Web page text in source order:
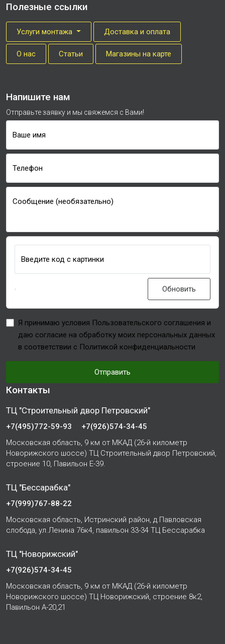
Полезные ссылки
Услуги монтажа Доставка и оплата
О нас Cтатьи Магазины на карте
Напишите нам
Отправьте заявку и мы свяжемся с Вами!
Ваше имя
Телефон
Сообщение (необязательно)
Введите код с картинки
Обновить
Я принимаю условия Пользовательского соглашения и
даю согласие на обработку моих персональных данных
в соответствии с Политикой конфиденциальности
Отправить
Контакты
ТЦ "Строительный двор Петровский"
+7(495)772-59-93
+7(926)574-34-45
Московская область, 9 км от МКАД (26-й километр
Новорижского шоссе) ТЦ Строительный двор Петровский,
строение 10, Павильон Е-39.
ТЦ "Бессарабка"
+7(999)767-88-22
Московская область, Истринский район, д.Павловская
слобода, ул.Ленина 76к4, павильон 33-34 ТЦ Бессарабка
ТЦ "Новорижский"
+7(926)574-34-45
Московская область, 9 км от МКАД (26-й километр
Новорижского шоссе) ТЦ Новорижский, строение 8к2,
Павильон А-20,21